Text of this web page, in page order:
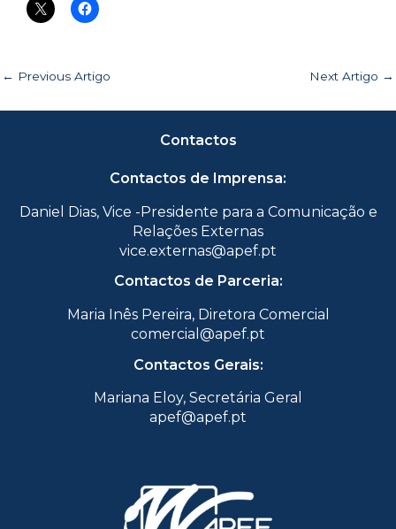
← Previous Artigo Next Artigo →
Contactos
Contactos de Imprensa:
Daniel Dias, Vice -Presidente para a Comunicação e
Relações Externas
vice.externas@apef.pt
Contactos de Parceria:
Maria Inês Pereira, Diretora Comercial
comercial@apef.pt
Contactos Gerais:
Mariana Eloy, Secretária Geral
apef@apef.pt